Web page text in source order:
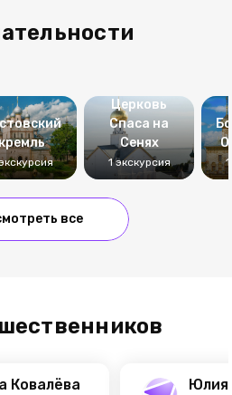
Церковь
Спаса на
Сенях
1 экскурсия
все
Ковалёва Юлия